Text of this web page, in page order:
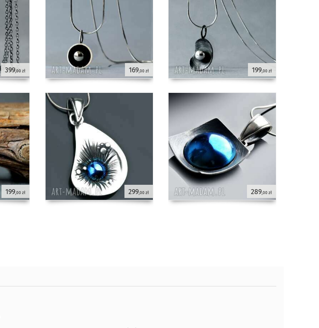
399,00 zł
199,00 zł
169,00 zł 199,00 zł
299,00 zł 289,00 zł